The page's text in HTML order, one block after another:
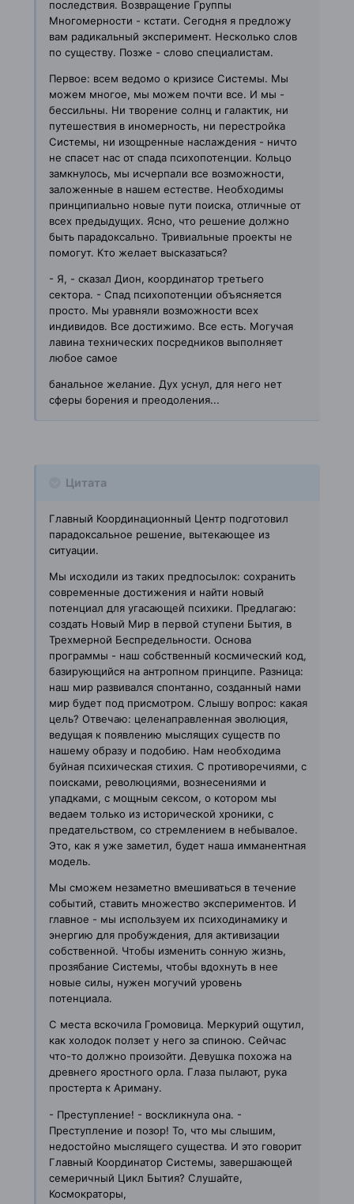
последствия. Возвращение Группы
Многомерности - кстати. Сегодня я предложу
вам радикальный эксперимент. Несколько слов
по существу. Позже - слово специалистам.
Первое: всем ведомо о кризисе Системы. Мы
можем многое, мы можем почти все. И мы -
бессильны. Ни творение солнц и галактик, ни
путешествия в иномерность, ни перестройка
Системы, ни изощренные наслаждения - ничто
не спасет нас от спада психопотенции. Кольцо
замкнулось, мы исчерпали все возможности,
заложенные в нашем естестве. Необходимы
принципиально новые пути поиска, отличные от
всех предыдущих. Ясно, что решение должно
быть парадоксально. Тривиальные проекты не
помогут. Кто желает высказаться?
- Я, - сказал Дион, координатор третьего
сектора. - Спад психопотенции объясняется
просто. Мы уравняли возможности всех
индивидов. Все достижимо. Все есть. Могучая
лавина технических посредников выполняет
любое самое
банальное желание. Дух уснул, для него нет
сферы борения и преодоления...
Цитата
Главный Координационный Центр подготовил
парадоксальное решение, вытекающее из
ситуации.
Мы исходили из таких предпосылок: сохранить
современные достижения и найти новый
потенциал для угасающей психики. Предлагаю:
создать Новый Мир в первой ступени Бытия, в
Трехмерной Беспредельности. Основа
программы - наш собственный космический код,
базирующийся на антропном принципе. Разница:
наш мир развивался спонтанно, созданный нами
мир будет под присмотром. Слышу вопрос: какая
цель? Отвечаю: целенаправленная эволюция,
ведущая к появлению мыслящих существ по
нашему образу и подобию. Нам необходима
буйная психическая стихия. С противоречиями, с
поисками, революциями, вознесениями и
упадками, с мощным сексом, о котором мы
ведаем только из исторической хроники, с
предательством, со стремлением в небывалое.
Это, как я уже заметил, будет наша имманентная
модель.
Мы сможем незаметно вмешиваться в течение
событий, ставить множество экспериментов. И
главное - мы используем их психодинамику и
энергию для пробуждения, для активизации
собственной. Чтобы изменить сонную жизнь,
прозябание Системы, чтобы вдохнуть в нее
новые силы, нужен могучий уровень
потенциала.
С места вскочила Громовица. Меркурий ощутил,
как холодок ползет у него за спиною. Сейчас
что-то должно произойти. Девушка похожа на
древнего яростного орла. Глаза пылают, рука
простерта к Ариману.
- Преступление! - воскликнула она. -
Преступление и позор! То, что мы слышим,
недостойно мыслящего существа. И это говорит
Главный Координатор Системы, завершающей
семеричный Цикл Бытия? Слушайте,
Космократоры,